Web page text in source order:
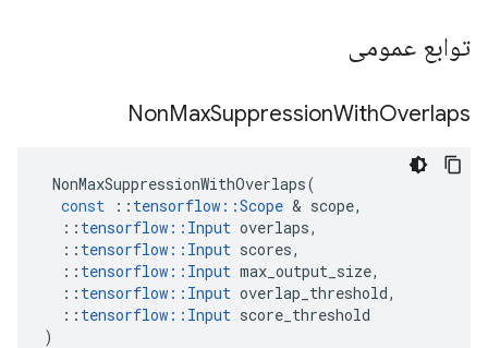
توابع عمومی
NonMaxSuppressionWithOverlaps
NonMaxSuppressionWithOverlaps(
const
:: tensorflow ::Scope & scope,
:: tensorflow :: Input overlaps,
:: tensorflow :: Input scores,
:: tensorflow :: Input max_output_size,
:: tensorflow :: Input overlap_threshold,
:: tensorflow :: Input score_threshold
)